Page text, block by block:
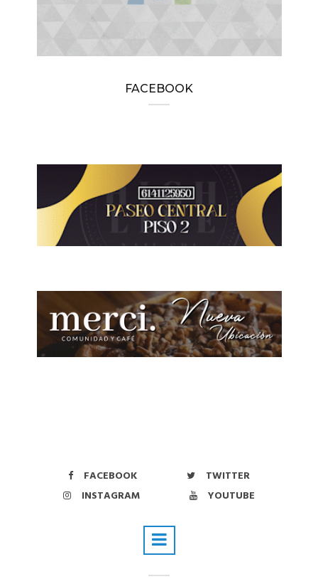
FACEBOOK
FACEBOOK
TWITTER
INSTAGRAM
YOUTUBE